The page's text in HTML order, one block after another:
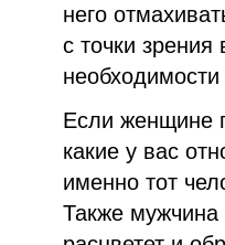
него
с точки
Если женщине
какие у вас
именно тот
Также мужчина